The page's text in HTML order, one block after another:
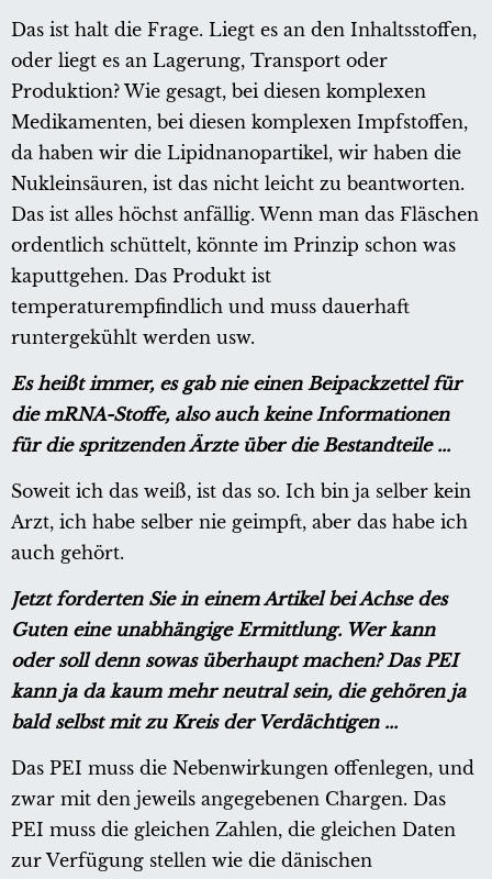
Das ist halt die Frage. Liegt es an den Inhaltsstoffen,
oder liegt es an Lagerung, Transport oder
Produktion? Wie gesagt, bei diesen komplexen
Medikamenten, bei diesen komplexen Impfstoffen,
da haben wir die Lipidnanopartikel, wir haben die
Nukleinsäuren, ist das nicht leicht zu beantworten.
Das ist alles höchst anfällig. Wenn man das Fläschen
ordentlich schüttelt, könnte im Prinzip schon was
kaputtgehen. Das Produkt ist
temperaturempfindlich und muss dauerhaft
runtergekühlt werden usw.
Es heißt immer, es gab nie einen Beipackzettel für
die mRNA-Stoffe, also auch keine Informationen
für die spritzenden Ärzte über die Bestandteile ...
Soweit ich das weiß, ist das so. Ich bin ja selber kein
Arzt, ich habe selber nie geimpft, aber das habe ich
auch gehört.
Jetzt forderten Sie in einem Artikel bei Achse des
Guten eine unabhängige Ermittlung. Wer kann
oder soll denn sowas überhaupt machen? Das PEI
kann ja da kaum mehr neutral sein, die gehören ja
bald selbst mit zu Kreis der Verdächtigen ...
Das PEI muss die Nebenwirkungen offenlegen, und
zwar mit den jeweils angegebenen Chargen. Das
PEI muss die gleichen Zahlen, die gleichen Daten
zur Verfügung stellen wie die dänischen